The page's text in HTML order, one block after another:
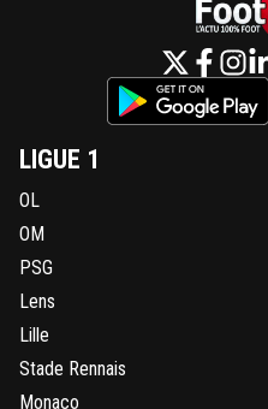
LIGUE 1
OL
OM
PSG
Lens
Lille
Stade Rennais
Monaco